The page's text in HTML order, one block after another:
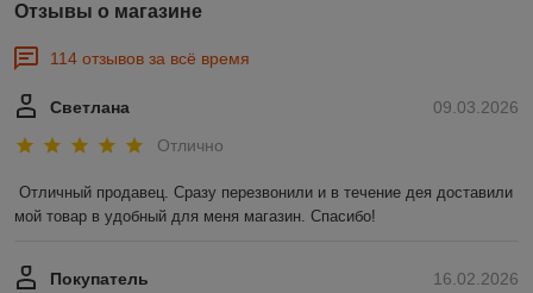
Отзывы о магазине
114 отзывов за всё время
09.03.2026
Светлана
Отлично
Отличный продавец. Сразу перезвонили и в течение дея доставили
мой товар в удобный для меня магазин. Спасибо!
16.02.2026
Покупатель